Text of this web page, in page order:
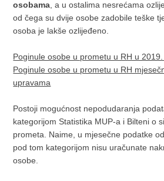
osobama , a u ostalima nesrećama
od čega su dvije osobe zadobile teške
osoba je lakše ozlijeđeno.
Poginule osobe u prometu u RH u
Poginule osobe u prometu u RH
upravama
Postoji mogućnost nepodudaranja
kategorijom Statistika MUP-a i Bilteni o
prometa. Naime, u mjesečne podatke
pod tom kategorijom nisu uračunate
osobe.